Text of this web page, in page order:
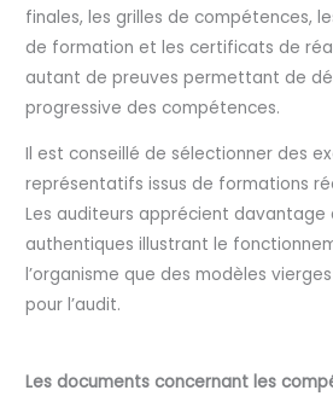
finales, les grilles de compétences,
de formation et les certificats de
autant de preuves permettant de
progressive des compétences.
Il est conseillé de sélectionner des
représentatifs issus de formations
Les auditeurs apprécient davantage
authentiques illustrant le
l’organisme que des modèles
pour l’audit.
Les documents concernant les